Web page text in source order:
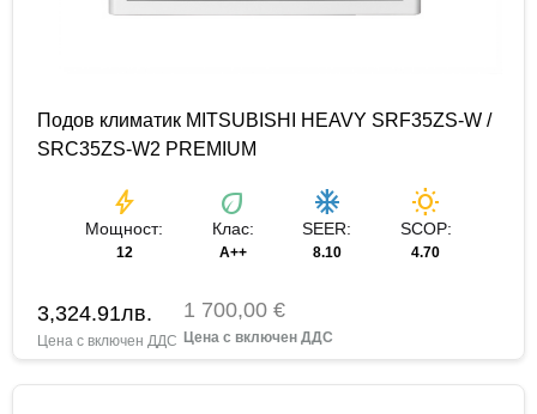
Подов климатик MITSUBISHI HEAVY SRF35ZS-W /
SRC35ZS-W2 PREMIUM
bolt
Мощност:
12
eco
Клас:
A++
ac_unit
SEER:
8.10
wb_sunny
SCOP:
4.70
3,324.91лв. 1 700,00 €